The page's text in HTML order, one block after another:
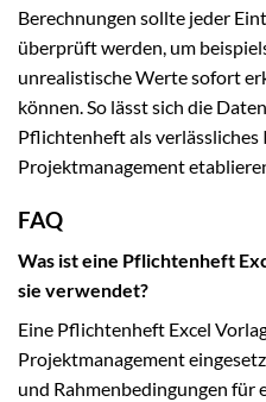
Berechnungen sollte jeder
überprüft werden, um
unrealistische Werte sofort
können. So lässt sich die
Pflichtenheft als
Projektmanagement
FAQ
Was ist eine Pflichtenheft
sie verwendet?
Eine Pflichtenheft Excel
Projektmanagement
und Rahmenbedingungen